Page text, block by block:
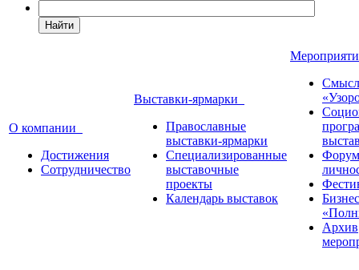
Найти
О компании
Достижения
Сотрудничество
Выставки-ярмарки
Православные
выставки-ярмарки
Специализированные
выставочные
проекты
Календарь выставок
Форум
Архив